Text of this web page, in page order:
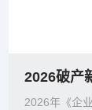
2026年《企